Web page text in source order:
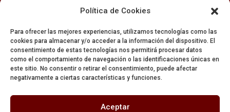
Política de Cookies
Para ofrecer las mejores experiencias, utilizamos tecnologías como las
cookies para almacenar y/o acceder a la información del dispositivo. El
consentimiento de estas tecnologías nos permitirá procesar datos
como el comportamiento de navegación o las identificaciones únicas en
este sitio. No consentir o retirar el consentimiento, puede afectar
negativamente a ciertas características y funciones.
Aceptar
954 229 437

608 84 84 82
